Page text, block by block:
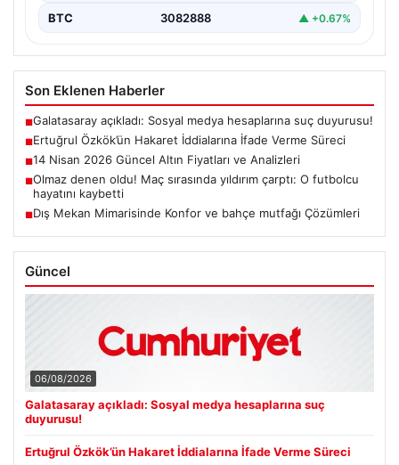
BTC 3082888 ▲ +0.67%
Son Eklenen Haberler
■Galatasaray açıkladı: Sosyal medya hesaplarına suç duyurusu!
■Ertuğrul Özkök’ün Hakaret İddialarına İfade Verme Süreci
■14 Nisan 2026 Güncel Altın Fiyatları ve Analizleri
■Olmaz denen oldu! Maç sırasında yıldırım çarptı: O futbolcu
hayatını kaybetti
■Dış Mekan Mimarisinde Konfor ve bahçe mutfağı Çözümleri
Güncel
06/08/2026
Galatasaray açıkladı: Sosyal medya hesaplarına suç
duyurusu!
Ertuğrul Özkök’ün Hakaret İddialarına İfade Verme Süreci